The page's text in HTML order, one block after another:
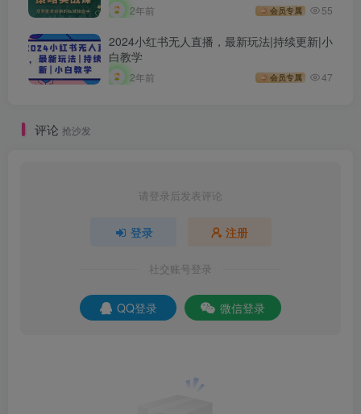
2年前 会员专属 55
2024小红书无人直播，最新玩法|持续更新|小
白教学
2年前 会员专属 47
评论 抢沙发
请登录后发表评论
登录 注册
社交账号登录
QQ登录 微信登录